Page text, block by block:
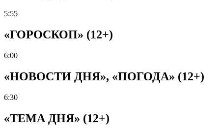
5:55
«ГОРОСКОП» (12+)
6:00
«НОВОСТИ ДНЯ», «ПОГОДА» (12+)
6:30
«ТЕМА ДНЯ» (12+)